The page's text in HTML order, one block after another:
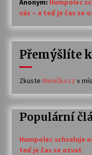
Anonym: Humpolec
vás – a teď je čas se
Přemýšlíte
Zkuste Meníčka.cz v
Populární
Humpolec schvaluje
teď je čas se ozvat